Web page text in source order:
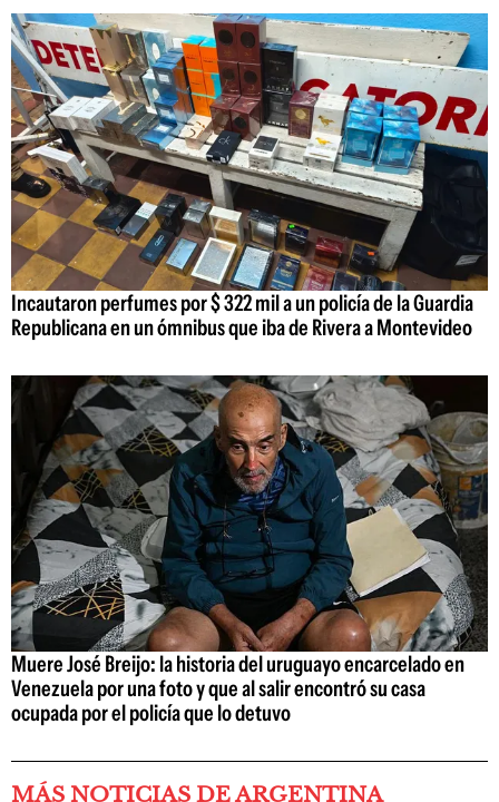
Incautaron perfumes por $ 322 mil a un policía de la Guardia
Republicana en un ómnibus que iba de Rivera a Montevideo
Muere José Breijo: la historia del uruguayo encarcelado en
Venezuela por una foto y que al salir encontró su casa
ocupada por el policía que lo detuvo
MÁS NOTICIAS DE ARGENTINA